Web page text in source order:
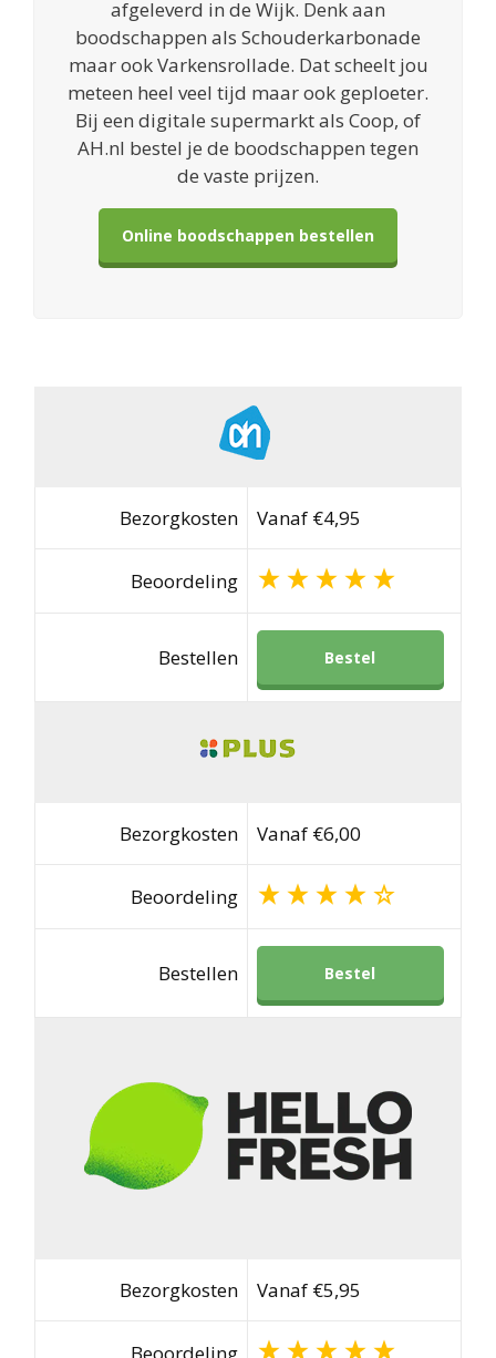
afgeleverd in de Wijk. Denk aan
boodschappen als Schouderkarbonade
maar ook Varkensrollade. Dat scheelt jou
meteen heel veel tijd maar ook geploeter.
Bij een digitale supermarkt als Coop, of
AH.nl bestel je de boodschappen tegen
de vaste prijzen.
Online boodschappen bestellen
Bezorgkosten Vanaf €4,95
Beoordeling
Bestellen Bestel
Bezorgkosten Vanaf €6,00
Beoordeling
Bestellen Bestel
Bezorgkosten Vanaf €5,95